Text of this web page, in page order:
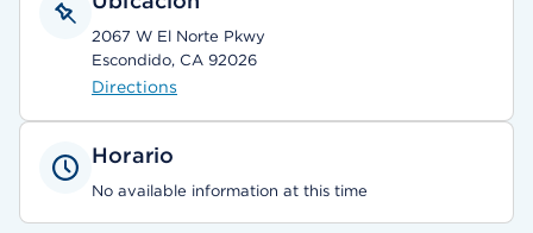
2067 W El Norte Pkwy
Escondido, CA 92026
Directions
Horario
No available information at this time